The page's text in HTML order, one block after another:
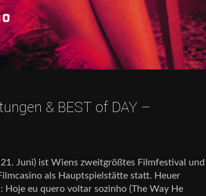
& BEST of DAY –
Juni) ist Wiens zweitgrößtes Filmfestival und
als Hauptspielstätte statt. Heuer
eu quero voltar sozinho (The Way He